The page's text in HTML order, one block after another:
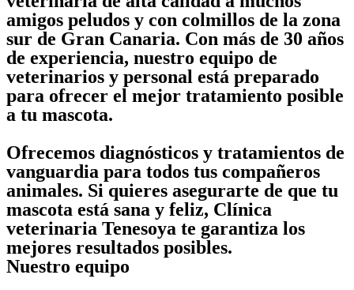
amigos peludos y con colmillos de la zona
sur de Gran Canaria. Con más de 30 años
de experiencia, nuestro equipo de
veterinarios y personal está preparado
para ofrecer el mejor tratamiento posible
a tu mascota.
Ofrecemos diagnósticos y tratamientos de
vanguardia para todos tus compañeros
animales. Si quieres asegurarte de que tu
mascota está sana y feliz, Clínica
veterinaria Tenesoya te garantiza los
mejores resultados posibles.
Nuestro equipo